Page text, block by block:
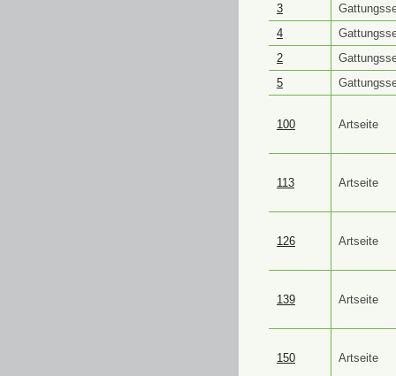
3
4
2
5
100 Artseite
113 Artseite
126 Artseite
139 Artseite
150 Artseite